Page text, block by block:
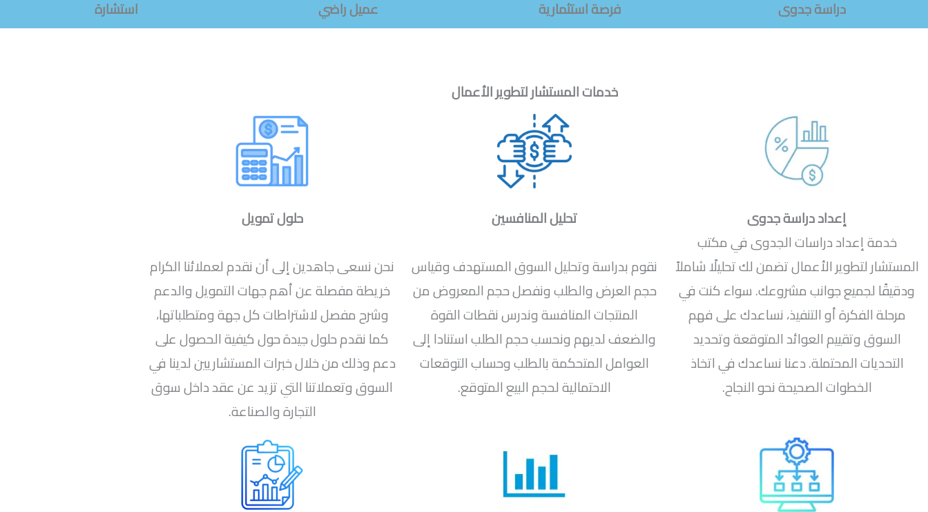
دراسة جدوى
فرصة استثمارية
عميل راضي
استشارة
خدمات المستشار لتطوير الأعمال
إعداد دراسة جدوى
خدمة إعداد دراسات الجدوى في مكتب
المستشار لتطوير الأعمال تضمن لك تحليلًا شاملاً
ودقيقًا لجميع جوانب مشروعك. سواء كنت في
مرحلة الفكرة أو التنفيذ، نساعدك على فهم
السوق وتقييم العوائد المتوقعة وتحديد
التحديات المحتملة. دعنا نساعدك في اتخاذ
الخطوات الصحيحة نحو النجاح.
تحليل المنافسين
نقوم بدراسة وتحليل السوق المستهدف وقياس
حجم العرض والطلب ونفصل حجم المعروض من
المنتجات المنافسة وندرس نقطات القوة
والضعف لديهم ونحسب حجم الطلب استنادا إلى
العوامل المتحكمة بالطلب وحساب التوقعات
الاحتمالية لحجم البيع المتوقع.
حلول تمويل
نحن نسعى جاهدين إلى أن نقدم لعملائنا الكرام
خريطة مفصلة عن أهم جهات التمويل والدعم
وشرح مفصل لاشتراطات كل جهة ومتطلباتها،
كما نقدم حلول جيدة حول كيفية الحصول على
دعم وذلك من خلال خبرات المستشاريين لدينا في
السوق وتعملاتنا التي تزيد عن عقد داخل سوق
التجارة والصناعة.